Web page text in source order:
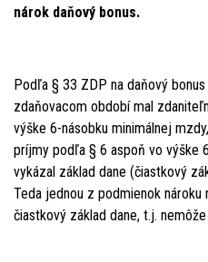
nárok daňový bonus.
Podľa § 33 ZDP na daňový
zdaňovacom období mal
výške 6-násobku minimálnej
príjmy podľa § 6 aspoň vo výške
vykázal základ dane (čiastkový
Teda jednou z podmienok nároku
čiastkový základ dane, t.j.